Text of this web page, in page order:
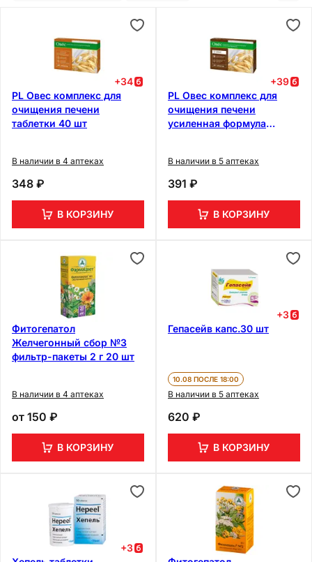
+34
PL Овес комплекс для
очищения печени
таблетки 40 шт
В наличии в 4 аптеках
348 ₽
В КОРЗИНУ
+39
PL Овес комплекс для
очищения печени
усиленная формула
В наличии в 5 аптеках
391 ₽
В КОРЗИНУ
Фитогепатол
Желчегонный сбор №3
фильтр-пакеты 2 г 20 шт
В наличии в 4 аптеках
от 150 ₽
В КОРЗИНУ
+3
Гепасейв капс.30 шт
10.08 ПОСЛЕ 18:00
В наличии в 5 аптеках
620 ₽
В КОРЗИНУ
+3